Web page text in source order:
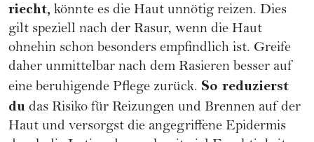
riecht, könnte es die Haut unnötig reizen. Dies
gilt speziell nach der Rasur, wenn die Haut
ohnehin schon besonders empfindlich ist. Greife
daher unmittelbar nach dem Rasieren besser auf
eine beruhigende Pflege zurück. So reduzierst
du das Risiko für Reizungen und Brennen auf der
Haut und versorgst die angegriffene Epidermis